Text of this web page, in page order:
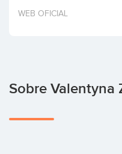
Invertir
WEB OFICIAL
Sobre Valentyna